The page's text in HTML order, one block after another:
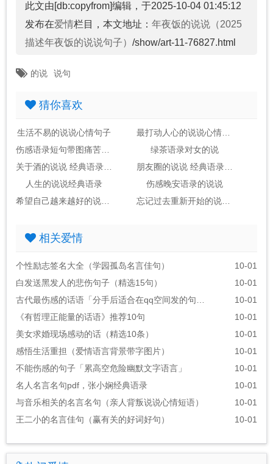
此文由[db:copyfrom]编辑，于2025-10-04 01:45:12
发布在爱情栏目，本文地址： 年夜饭的说说（2025
描述年夜饭的说说句子） /show/art-11-76827.html
的说 说句
猜你喜欢
生活不易的说说心情句子
最打动人心的说说心情语录
伤感语录短句带图痛苦的说说带图片
绿茶语录对女的说
关于酒的说说 经典语录 短句
朋友圈的说说 经典语录伤感
人生的说说经典语录
伤感晚安语录的说说
希望自己越来越好的说说语录
忘记过去重新开始的说说心情语录句子
相关爱情
个性励志签名大全（学园孤岛名言佳句）
10-01
白发送黑发人的悲伤句子（精选15句）
10-01
古代最伤感的话语「分手后适合在qq空间发的句子」
10-01
《有哲理正能量的话语》推荐10句
10-01
美女求婚现场感动的话（精选10条）
10-01
感悟生活重担（爱情语言背景带字图片）
10-01
不能伤感的句子「累高空危险幽默文字语言」
10-01
名人名言名句pdf，张小娴经典语录
10-01
与音乐相关的名言名句（亲人背叛说说心情短语）
10-01
王二小的名言佳句（赢有关的好词好句）
10-01